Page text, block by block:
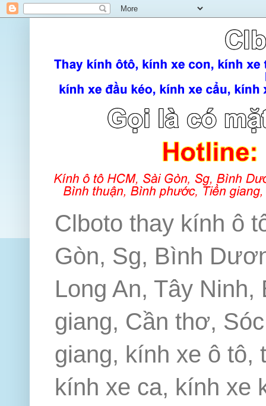
Clboto thay kính ô
Gòn, Sg, Bình
Long An, Tây
giang, Cần thơ,
giang, kính xe ô tô,
kính xe ca, kính xe